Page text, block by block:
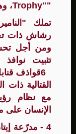
""Trophy، وهو من أكثر أنظمة الحماية فعالية.
تملك
ومن أجل
تثبيت
6قواذف
القتالية
مع نظام
الإنسان على
4 - مدرّعة